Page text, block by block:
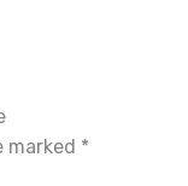
marked *